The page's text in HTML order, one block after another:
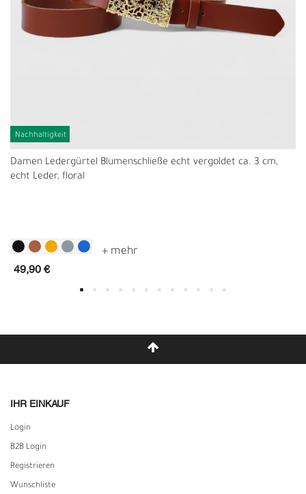
Nachhaltigkeit
Damen Ledergürtel Blumenschließe echt vergoldet ca. 3 cm,
echt Leder, floral
49,90 €
IHR EINKAUF
Login
B2B Login
Registrieren
Wunschliste